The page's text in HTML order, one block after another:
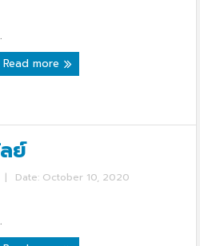
Read more
ย์
|
Date: October 10, 2020